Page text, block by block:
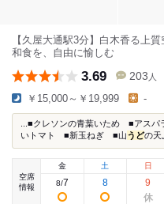
【久屋大通駅3分】白木香る上
和食を、自由に愉しむ
3.69 203 人
￥15,000～￥19,999 -
...■クレソンの青葉いため ■アス
いトマト ■新玉ねぎ ■山うどの
空席
情報
金
8/7
土
8
日
9